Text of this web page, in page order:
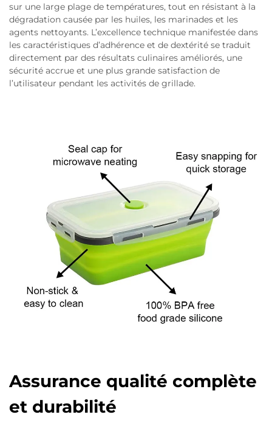
sur une large plage de températures, tout en résistant à la
dégradation causée par les huiles, les marinades et les
agents nettoyants. L’excellence technique manifestée dans
les caractéristiques d’adhérence et de dextérité se traduit
directement par des résultats culinaires améliorés, une
sécurité accrue et une plus grande satisfaction de
l’utilisateur pendant les activités de grillade.
Assurance qualité complète
et durabilité